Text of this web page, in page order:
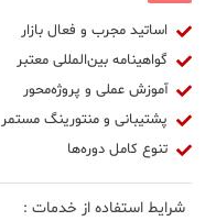
اساتید مجرب و فعال بازار
گواهینامه بین‌المللی معتبر
آموزش عملی و پروژه‌محور
پشتیبانی و منتورینگ مستمر
تنوع کامل دوره‌ها
شرایط استفاده از خدمات :